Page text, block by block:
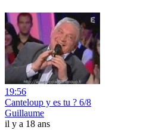
19:56
Canteloup y es tu ? 6/8
Guillaume
il y a 18 ans